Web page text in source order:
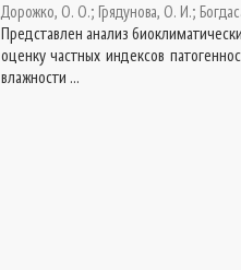
Дорожко, О. О.; Грядунова, О. И.;
Представлен анализ
оценку частных индексов
влажности ...